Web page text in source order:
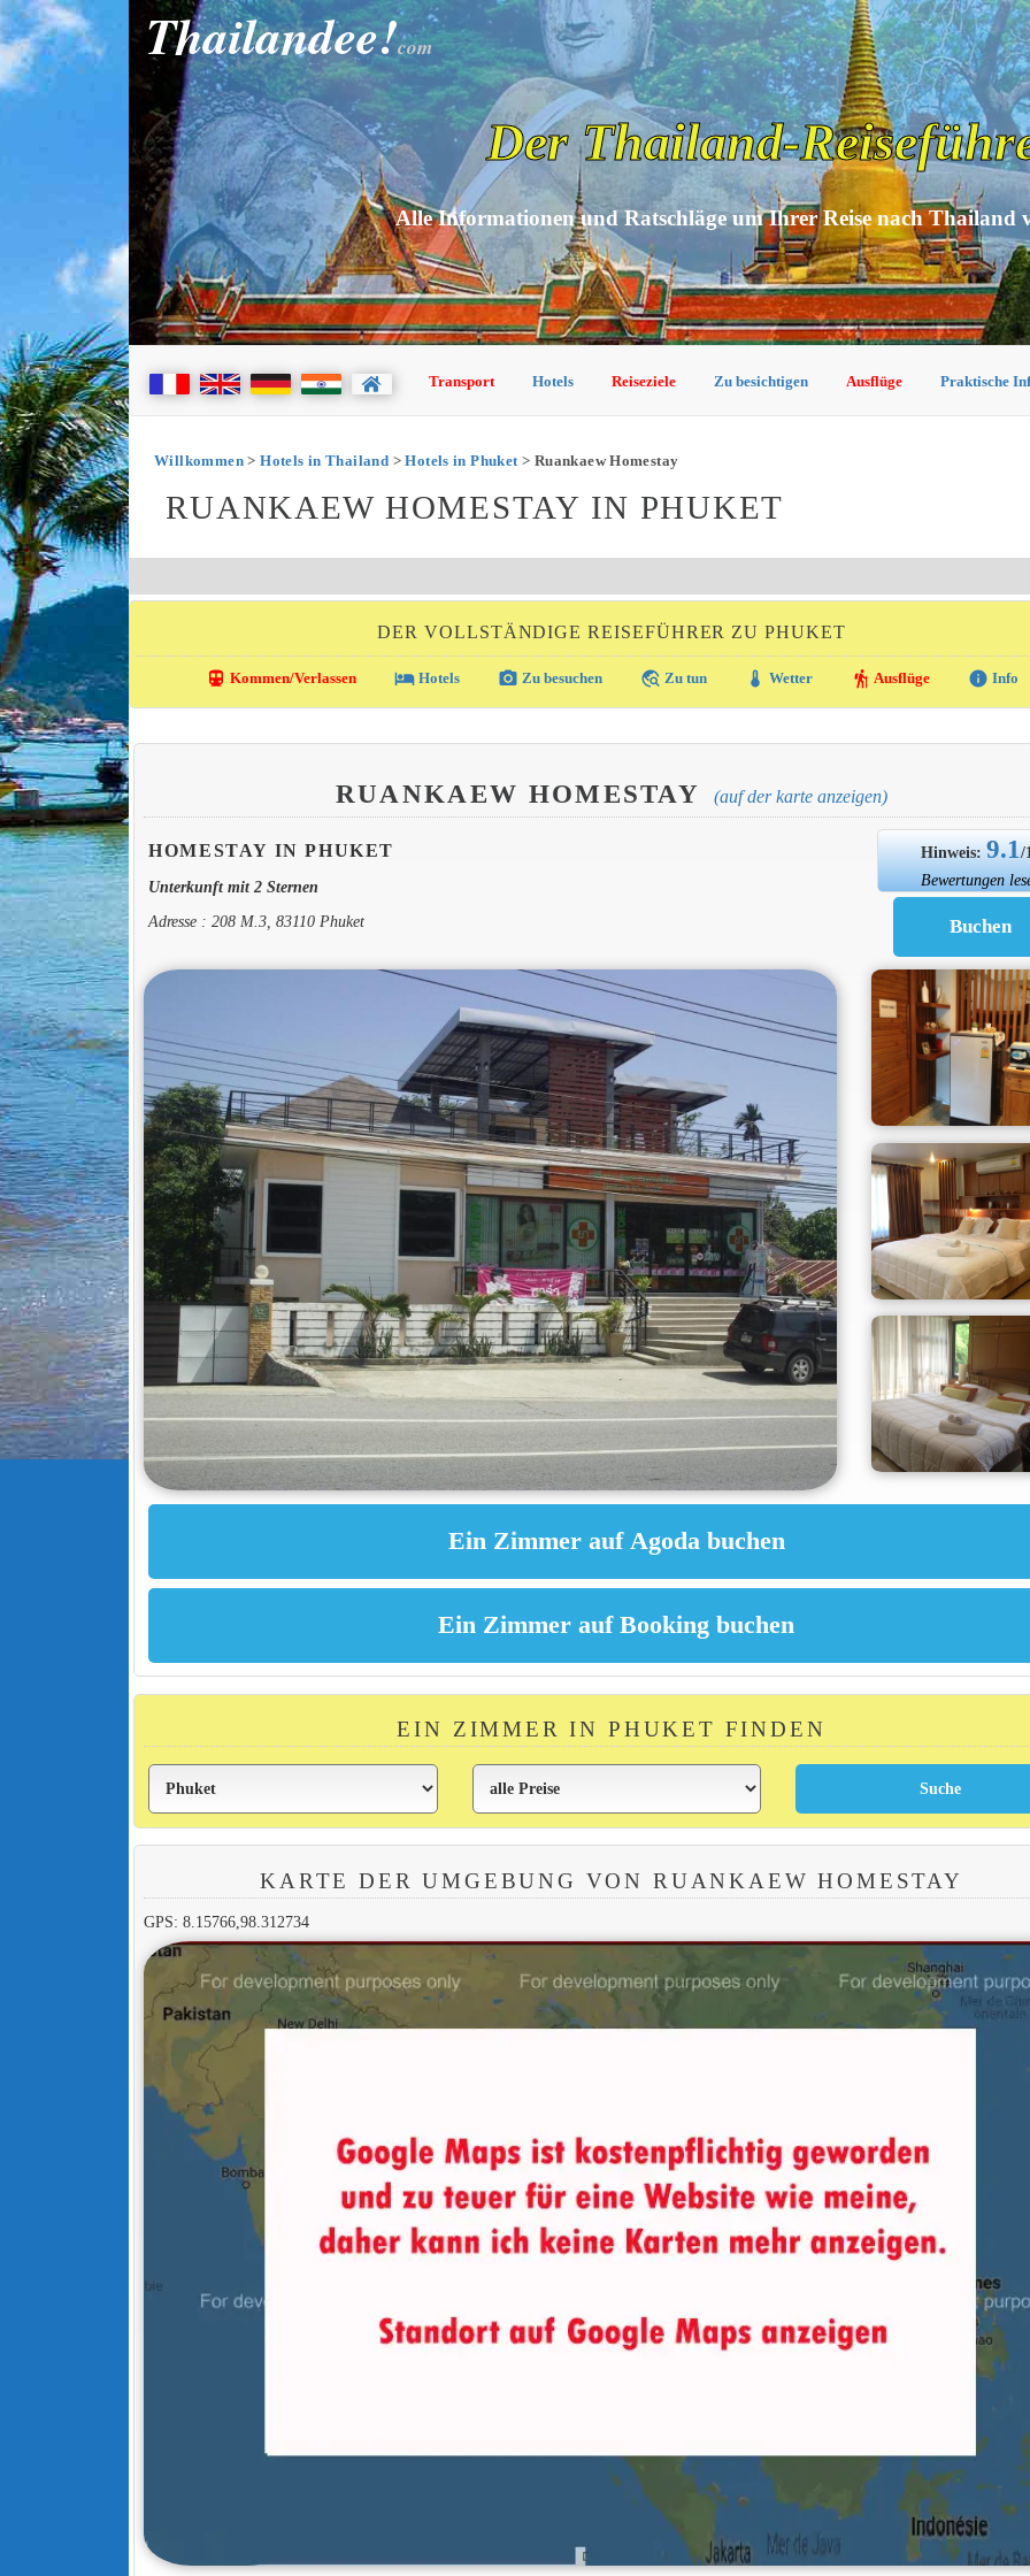
Thailandee!com
Der Thailand-
Alle Informationen und Ratschläge um Ihrer Reise nach Thailand
Transport Hotels Reiseziele Zu besichtigen Ausflüge Praktische
Willkommen>Hotels in Thailand >Hotels in Phuket> Ruankaew Homestay
RUANKAEW HOMESTAY IN PHUKET
DER VOLLSTÄNDIGE REISEFÜHRER ZU PHUKET
directions_transit Kommen/Verlassen local_hotelHotels photo_camera Zu besuchen travel_explore Zu tun thermostat Wetter hiking Ausflüge info Info
RUANKAEW HOMESTAY (auf der karte anzeigen)
HOMESTAY IN PHUKET
Unterkunft mit 2 Sternen
Adresse : 208 M.3, 83110 Phuket
Hinweis:9.1/
Bewertungen
EIN ZIMMER IN PHUKET FINDEN
KARTE DER UMGEBUNG VON RUANKAEW HOMESTAY
GPS: 8.15766,98.312734